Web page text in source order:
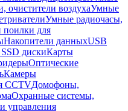
очистители воздухаУмные
Умные радиочасы,
для
Накопители данныхUSB
дискиКарты
Оптические
Камеры
CCTVДомофоны,
Охранные системы,
управления